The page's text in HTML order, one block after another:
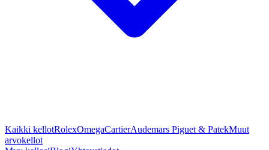
Kaikki kellotRolexOmegaCartierAudemars Piguet & PatekMuut
arvokellot